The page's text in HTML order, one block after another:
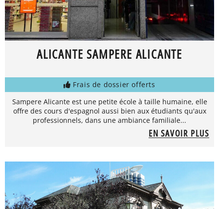
ALICANTE SAMPERE ALICANTE
Frais de dossier offerts
Sampere Alicante est une petite école à taille humaine, elle
offre des cours d'espagnol aussi bien aux étudiants qu'aux
professionnels, dans une ambiance familiale...
EN SAVOIR PLUS